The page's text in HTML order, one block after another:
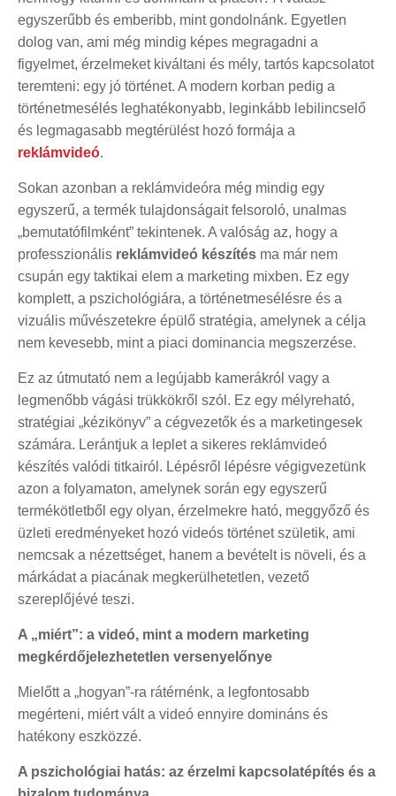
egyszerűbb és emberibb, mint gondolnánk. Egyetlen
dolog van, ami még mindig képes megragadni a
figyelmet, érzelmeket kiváltani és mély, tartós kapcsolatot
teremteni: egy jó történet. A modern korban pedig a
történetmesélés leghatékonyabb, leginkább lebilincselő
és legmagasabb megtérülést hozó formája a
reklámvideó.
Sokan azonban a reklámvideóra még mindig egy
egyszerű, a termék tulajdonságait felsoroló, unalmas
„bemutatófilmként” tekintenek. A valóság az, hogy a
professzionális reklámvideó készítés ma már nem
csupán egy taktikai elem a marketing mixben. Ez egy
komplett, a pszichológiára, a történetmesélésre és a
vizuális művészetekre épülő stratégia, amelynek a célja
nem kevesebb, mint a piaci dominancia megszerzése.
Ez az útmutató nem a legújabb kamerákról vagy a
legmenőbb vágási trükkökről szól. Ez egy mélyreható,
stratégiai „kézikönyv” a cégvezetők és a marketingesek
számára. Lerántjuk a leplet a sikeres reklámvideó
készítés valódi titkairól. Lépésről lépésre végigvezetünk
azon a folyamaton, amelynek során egy egyszerű
termékötletből egy olyan, érzelmekre ható, meggyőző és
üzleti eredményeket hozó videós történet születik, ami
nemcsak a nézettséget, hanem a bevételt is növeli, és a
márkádat a piacának megkerülhetetlen, vezető
szereplőjévé teszi.
A „miért”: a videó, mint a modern marketing
megkérdőjelezhetetlen versenyelőnye
Mielőtt a „hogyan”-ra rátérnénk, a legfontosabb
megérteni, miért vált a videó ennyire domináns és
hatékony eszközzé.
A pszichológiai hatás: az érzelmi kapcsolatépítés és a